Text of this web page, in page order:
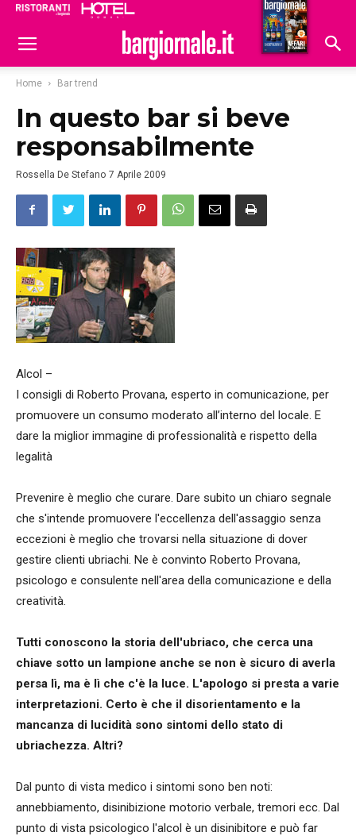
Hoteldomani
Home Bar trend
In questo bar si beve
responsabilmente
Rossella De Stefano 7 Aprile 2009
Alcol –
I consigli di Roberto Provana, esperto in comunicazione, per
promuovere un consumo moderato all’interno del locale. E
dare la miglior immagine di professionalità e rispetto della
legalità
Prevenire è meglio che curare. Dare subito un chiaro segnale
che s'intende promuovere l'eccellenza dell'assaggio senza
eccezioni è meglio che trovarsi nella situazione di dover
gestire clienti ubriachi. Ne è convinto Roberto Provana,
psicologo e consulente nell'area della comunicazione e della
creatività.
Tutti conoscono la storia dell'ubriaco, che cerca una
chiave sotto un lampione anche se non è sicuro di averla
persa lì, ma è lì che c'è la luce. L'apologo si presta a varie
interpretazioni. Certo è che il disorientamento e la
mancanza di lucidità sono sintomi dello stato di
ubriachezza. Altri?
Dal punto di vista medico i sintomi sono ben noti:
annebbiamento, disinibizione motorio verbale, tremori ecc. Dal
punto di vista psicologico l'alcol è un disinibitore e può far